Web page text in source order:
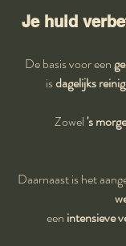
Je huid
De basis voor een
is dagelijks
Zowel 's
Daarnaast is het
een intensieve